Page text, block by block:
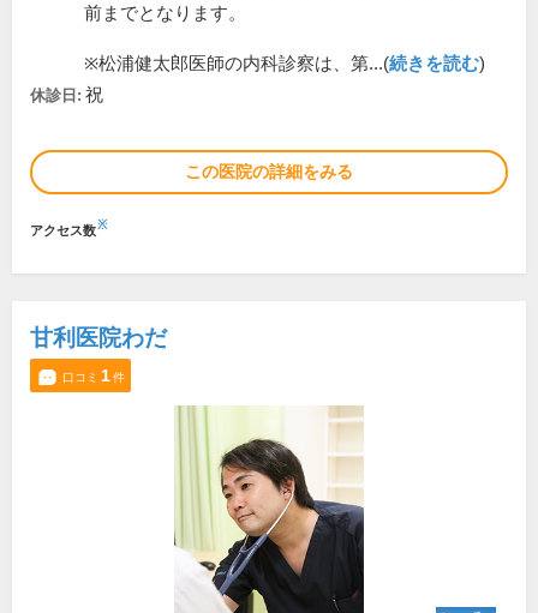
前までとなります。
※松浦健太郎医師の内科診察は、第...(続きを読む)
休診日: 祝
この医院の詳細をみる
アクセス数※
甘利医院わだ
口コミ 1件